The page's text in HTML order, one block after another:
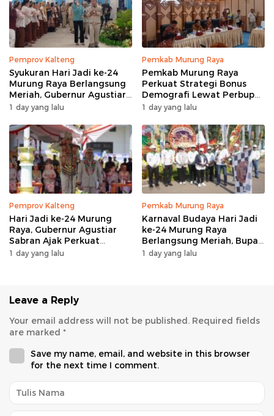
Pemprov Kalteng
Syukuran Hari Jadi ke-24
Murung Raya Berlangsung
Meriah, Gubernur Agustiar
Sabran Hibur Masyarakat
1 day yang lalu
Pemkab Murung Raya
Pemkab Murung Raya
Perkuat Strategi Bonus
Demografi Lewat Perbup
Nomor 14 Tahun 2026
1 day yang lalu
Pemprov Kalteng
Hari Jadi ke-24 Murung
Raya, Gubernur Agustiar
Sabran Ajak Perkuat
Sinergi Pembangunan
1 day yang lalu
Pemkab Murung Raya
Karnaval Budaya Hari Jadi
ke-24 Murung Raya
Berlangsung Meriah, Bupati
Heriyus Apresiasi
1 day yang lalu
Leave a Reply
Your email address will not be published. Required fields
are marked *
Save my name, email, and website in this browser
for the next time I comment.